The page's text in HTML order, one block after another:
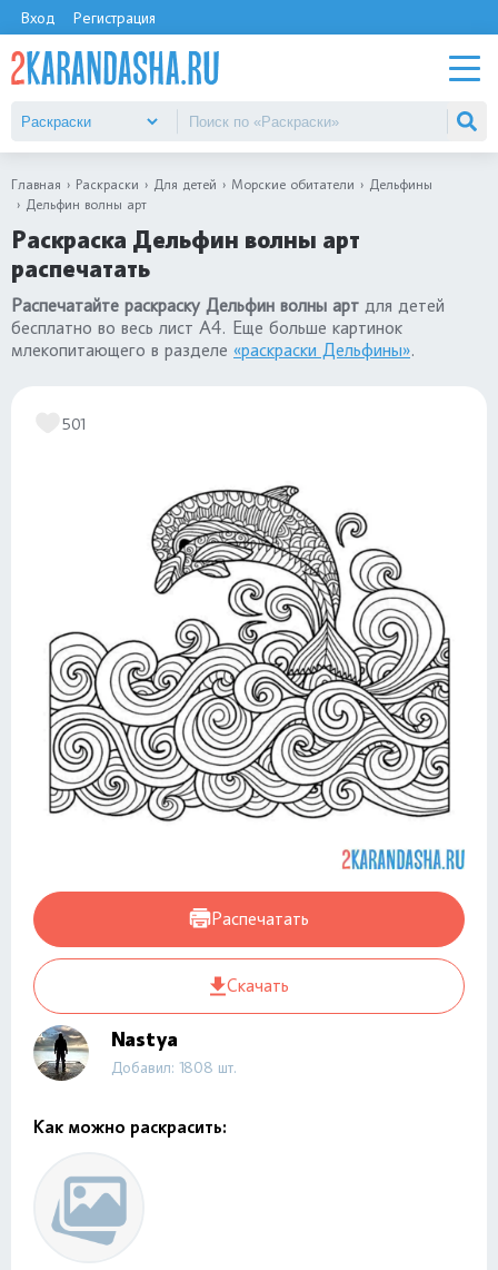
Вход Регистрация
Главная Раскраски Для детей Морские обитатели
Дельфины
Дельфин волны арт
Раскраска Дельфин волны арт
распечатать
Распечатайте раскраску Дельфин волны арт для детей
бесплатно во весь лист А4. Еще больше картинок
млекопитающего в разделе «раскраски Дельфины».
501
Распечатать
Скачать
Nastya
Добавил: 1808 шт.
Как можно раскрасить: